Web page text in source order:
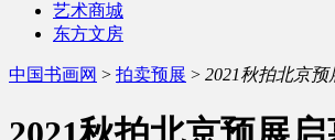
艺术商城
东方文房
中国书画网 > 拍卖预展 > 2021秋拍北京预